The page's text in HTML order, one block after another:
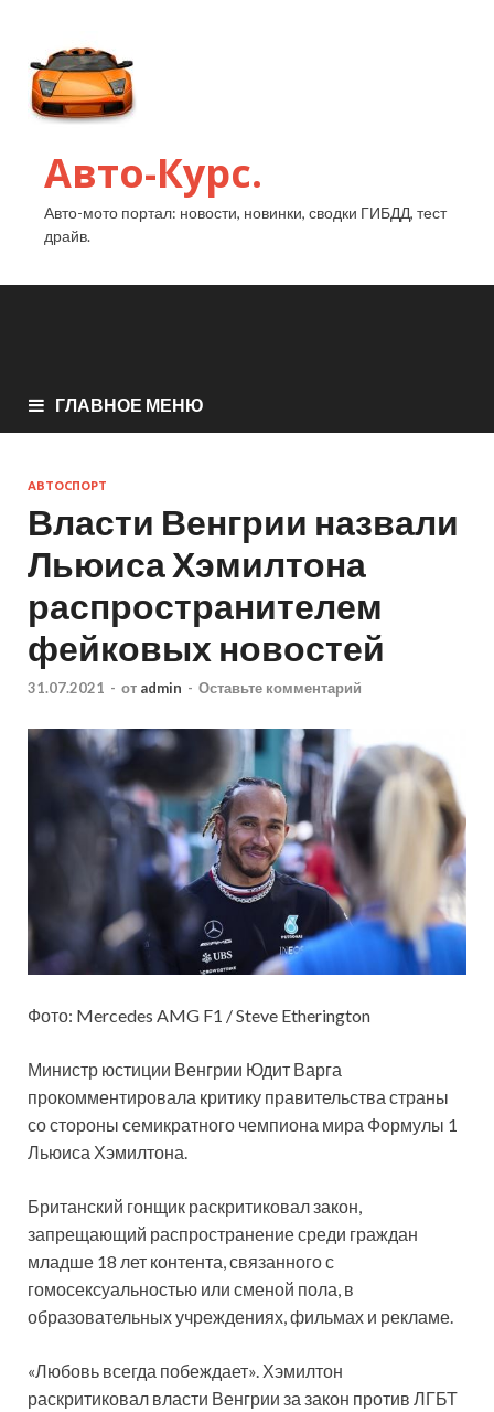
Авто-Курс.
Авто-мото портал: новости, новинки, сводки ГИБДД, тест
драйв.
ГЛАВНОЕ МЕНЮ
АВТОСПОРТ
Власти Венгрии назвали
Льюиса Хэмилтона
распространителем
фейковых новостей
31.07.2021 - от admin - Оставьте комментарий
Фото: Mercedes AMG F1 / Steve Etherington
Министр юстиции Венгрии Юдит Варга
прокомментировала критику правительства страны
со стороны семикратного чемпиона мира Формулы 1
Льюиса Хэмилтона.
Британский гонщик раскритиковал закон,
запрещающий распространение среди граждан
младше 18 лет контента, связанного с
гомосексуальностью или сменой пола, в
образовательных учреждениях, фильмах и рекламе.
«Любовь всегда побеждает». Хэмилтон
раскритиковал власти Венгрии за закон против ЛГБТ